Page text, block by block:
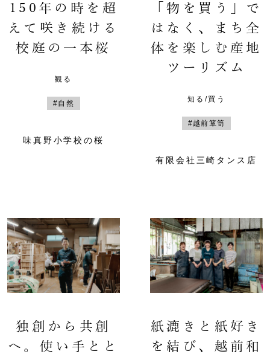
150年の時を超
えて咲き続ける
校庭の一本桜
観る
#自然
味真野小学校の桜
「物を買う」で
はなく、まち全
体を楽しむ産地
ツーリズム
知る/買う
#越前箪笥
有限会社三崎タンス店
独創から共創
へ。使い手とと
紙漉きと紙好き
を結び、越前和